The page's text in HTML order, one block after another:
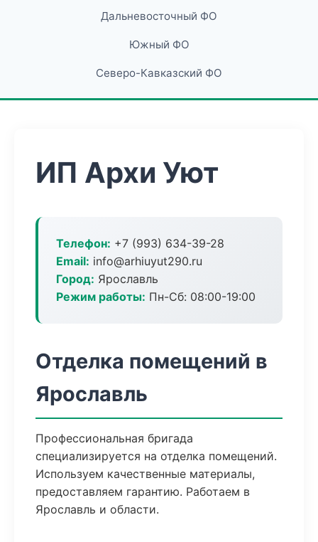
Дальневосточный ФО
Южный ФО
Северо-Кавказский ФО
ИП Архи Уют
Телефон: +7 (993) 634-39-28
Email: info@arhiuyut290.ru
Город: Ярославль
Режим работы: Пн-Сб: 08:00-19:00
Отделка помещений в
Ярославль
Профессиональная бригада
специализируется на отделка помещений.
Используем качественные материалы,
предоставляем гарантию. Работаем в
Ярославль и области.